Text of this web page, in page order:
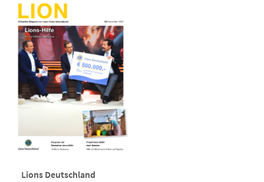
Lions Deutschland